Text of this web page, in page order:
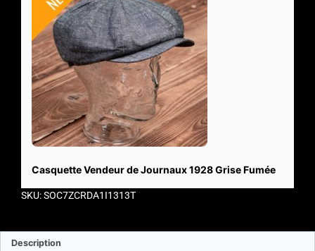
Casquette Vendeur de Journaux 1928 Grise Fumée
SKU: SOC7ZCRDA1I1313T
Description